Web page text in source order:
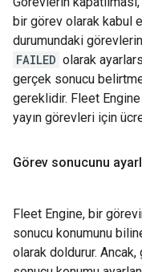
bir görev olarak kabul
durumundaki
FAILED olarak
gerçek sonucu
gereklidir. Fleet
yayın görevleri için
Görev sonucunu
Fleet Engine, bir
sonucu konumunu
olarak doldurur.